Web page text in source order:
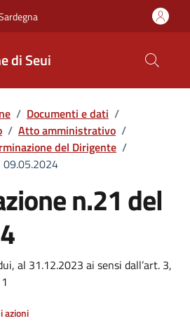
di Seui
/ Documenti e dati /
/ Atto amministrativo /
del Dirigente /
09.05.2024
n.21 del
al 31.12.2023 ai sensi dall’art. 3,
azioni